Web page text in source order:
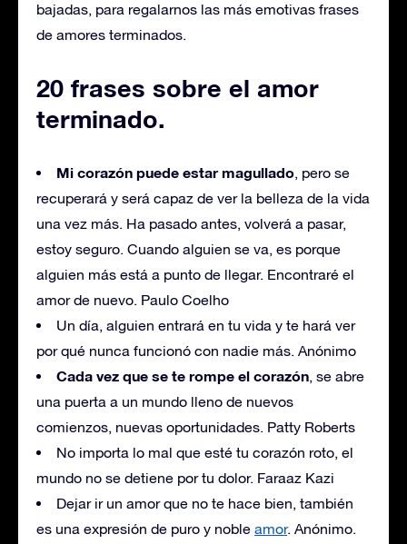
bajadas, para regalarnos las más emotivas frases
de amores terminados.
20 frases sobre el amor
terminado.
Mi corazón puede estar magullado, pero se
recuperará y será capaz de ver la belleza de la vida
una vez más. Ha pasado antes, volverá a pasar,
estoy seguro. Cuando alguien se va, es porque
alguien más está a punto de llegar. Encontraré el
amor de nuevo. Paulo Coelho
Un día, alguien entrará en tu vida y te hará ver
por qué nunca funcionó con nadie más. Anónimo
Cada vez que se te rompe el corazón, se abre
una puerta a un mundo lleno de nuevos
comienzos, nuevas oportunidades. Patty Roberts
No importa lo mal que esté tu corazón roto, el
mundo no se detiene por tu dolor. Faraaz Kazi
Dejar ir un amor que no te hace bien, también
es una expresión de puro y noble amor. Anónimo.